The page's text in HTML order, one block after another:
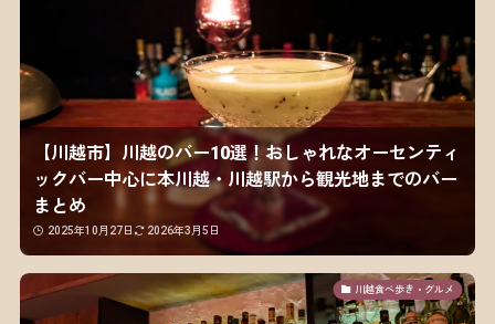
【川越市】川越のバー10選！おしゃれなオーセンティ
ックバー中心に本川越・川越駅から観光地までのバー
まとめ
2025年10月27日 2026年3月5日
川越食べ歩き・グルメ